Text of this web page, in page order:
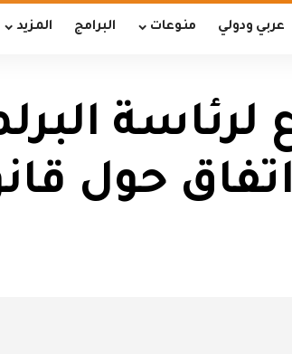
عربي ودولي منوعات البرامج المزيد
لرئاسة
حول